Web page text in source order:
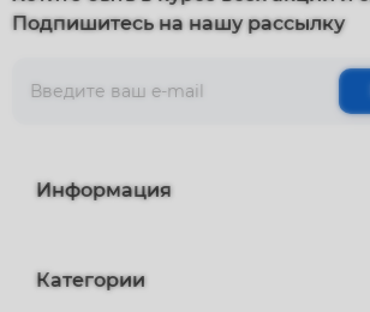
Подпишитесь на нашу рассылку
Информация
Категории